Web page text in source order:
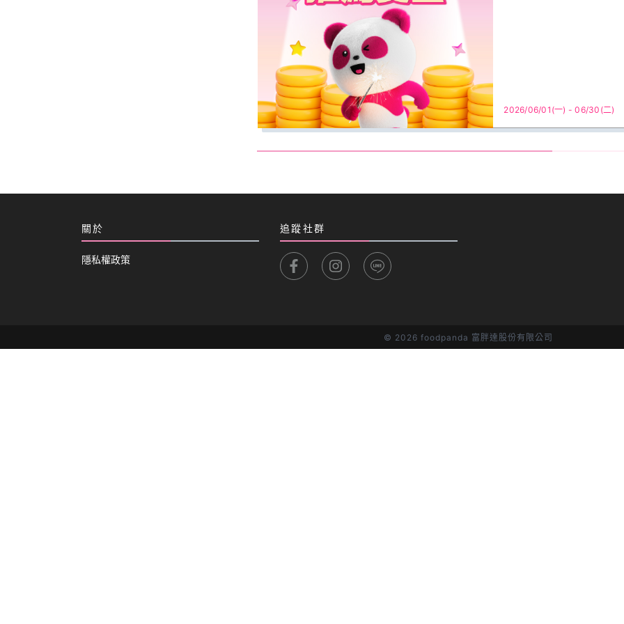
2026/06/01(一) - 06/30(二)
關於
隱私權政策
追蹤社群
© 2026 foodpanda 富胖達股份有限公司